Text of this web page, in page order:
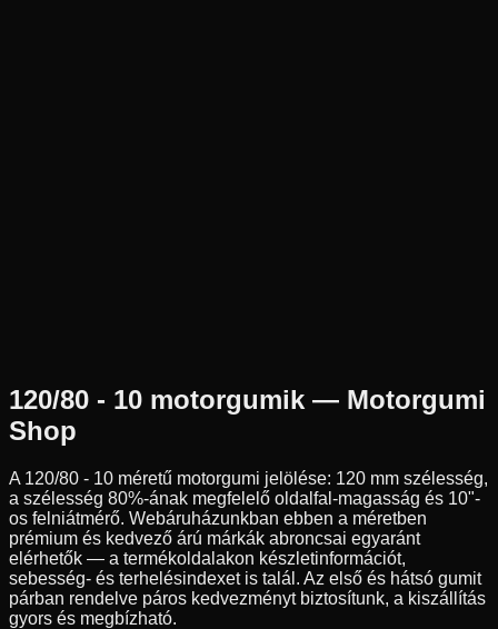
120/80 - 10 motorgumik — Motorgumi
Shop
A 120/80 - 10 méretű motorgumi jelölése: 120 mm szélesség,
a szélesség 80%-ának megfelelő oldalfal-magasság és 10"-
os felniátmérő. Webáruházunkban ebben a méretben
prémium és kedvező árú márkák abroncsai egyaránt
elérhetők — a termékoldalakon készletinformációt,
sebesség- és terhelésindexet is talál. Az első és hátsó gumit
párban rendelve páros kedvezményt biztosítunk, a kiszállítás
gyors és megbízható.